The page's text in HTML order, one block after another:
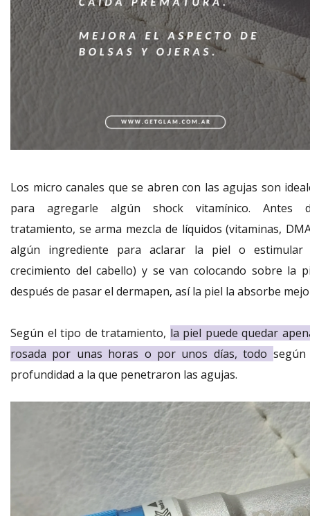
Los micro canales que se abren con las agujas son
para agregarle algún shock vitamínico. Antes
tratamiento, se arma mezcla de líquidos (vitaminas,
algún ingrediente para aclarar la piel o estimular
crecimiento del cabello) y se van colocando sobre la
después de pasar el dermapen, así la piel la absorbe
Según el tipo de tratamiento, la piel puede quedar
rosada por unas horas o por unos días, todo según
profundidad a la que penetraron las agujas.